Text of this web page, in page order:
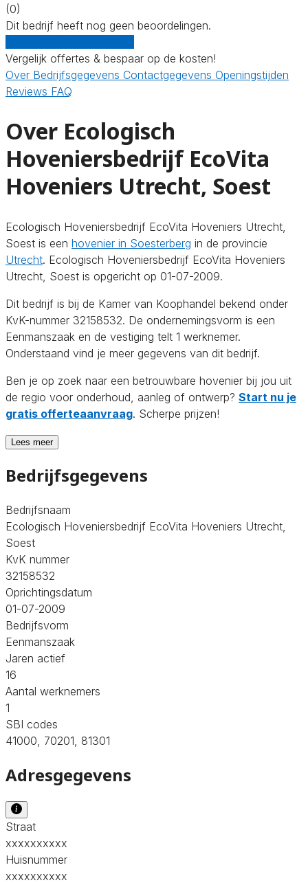
(0)
Dit bedrijf heeft nog geen beoordelingen.
Vergelijk offertes & bespaar op de kosten!
Over Bedrijfsgegevens Contactgegevens Openingstijden
Reviews FAQ
Over Ecologisch
Hoveniersbedrijf EcoVita
Hoveniers Utrecht, Soest
Ecologisch Hoveniersbedrijf EcoVita Hoveniers Utrecht,
Soest is een hovenier in Soesterberg in de provincie
Utrecht. Ecologisch Hoveniersbedrijf EcoVita Hoveniers
Utrecht, Soest is opgericht op 01-07-2009.
Dit bedrijf is bij de Kamer van Koophandel bekend onder
KvK-nummer 32158532. De ondernemingsvorm is een
Eenmanszaak en de vestiging telt 1 werknemer.
Onderstaand vind je meer gegevens van dit bedrijf.
Ben je op zoek naar een betrouwbare hovenier bij jou uit
de regio voor onderhoud, aanleg of ontwerp? Start nu je
gratis offerteaanvraag. Scherpe prijzen!
Lees meer
Bedrijfsgegevens
Bedrijfsnaam
Ecologisch Hoveniersbedrijf EcoVita Hoveniers Utrecht,
Soest
KvK nummer
32158532
Oprichtingsdatum
01-07-2009
Bedrijfsvorm
Eenmanszaak
Jaren actief
16
Aantal werknemers
1
SBI codes
41000, 70201, 81301
Adresgegevens
Straat
xxxxxxxxxx
Huisnummer
xxxxxxxxxx